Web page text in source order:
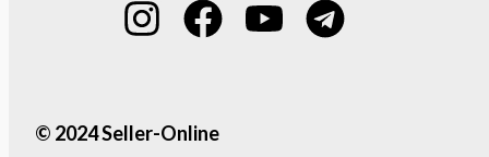
© 2024 Seller-Online